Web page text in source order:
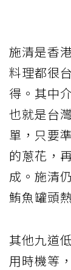
施清是香
料理都很
得。其中
也就是台
單，只要
的蔥花，
成。施清
鮪魚罐頭
其他九道
用時機等